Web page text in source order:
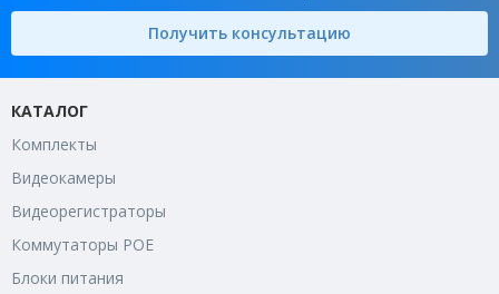
Получить консультацию
КАТАЛОГ
Комплекты
Видеокамеры
Видеорегистраторы
Коммутаторы POE
Блоки питания